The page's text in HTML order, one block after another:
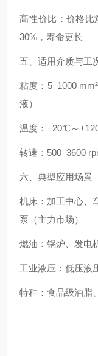
高性价比：价格比
30%，寿命更长
五、适用介质与工
粘度：5–1000
液）
温度：−20℃～
转速：500–3600
六、典型应用场景
机床：加工中心、
泵（主力市场）
燃油：锅炉、发电
工业液压：低压液
特种：食品级油脂